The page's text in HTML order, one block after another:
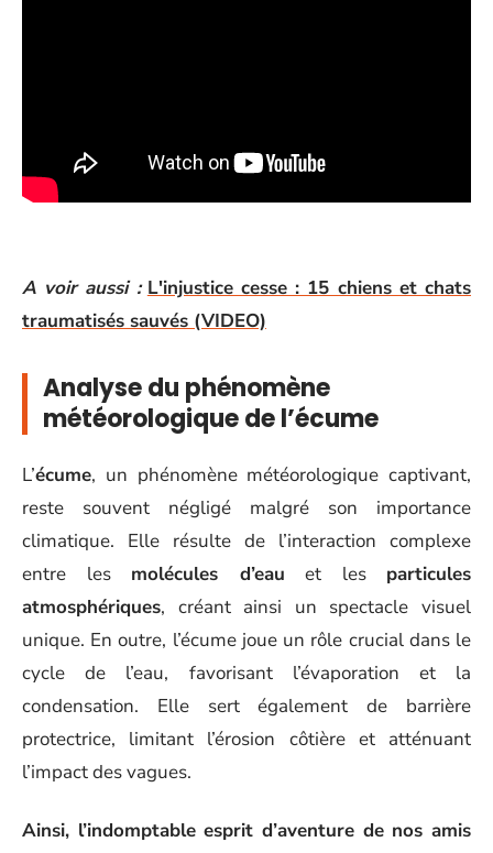
A voir aussi : L'injustice cesse : 15 chiens et chats
traumatisés sauvés (VIDEO)
Analyse du phénomène
météorologique de l’écume
L’écume, un phénomène météorologique captivant,
reste souvent négligé malgré son importance
climatique. Elle résulte de l’interaction complexe
entre les molécules d’eau et les particules
atmosphériques, créant ainsi un spectacle visuel
unique. En outre, l’écume joue un rôle crucial dans le
cycle de l’eau, favorisant l’évaporation et la
condensation. Elle sert également de barrière
protectrice, limitant l’érosion côtière et atténuant
l’impact des vagues.
Ainsi, l’indomptable esprit d’aventure de nos amis